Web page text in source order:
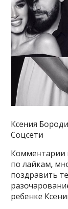
Ксения
Соцсети
Комментарии
по лайкам,
поздравить
ребенке